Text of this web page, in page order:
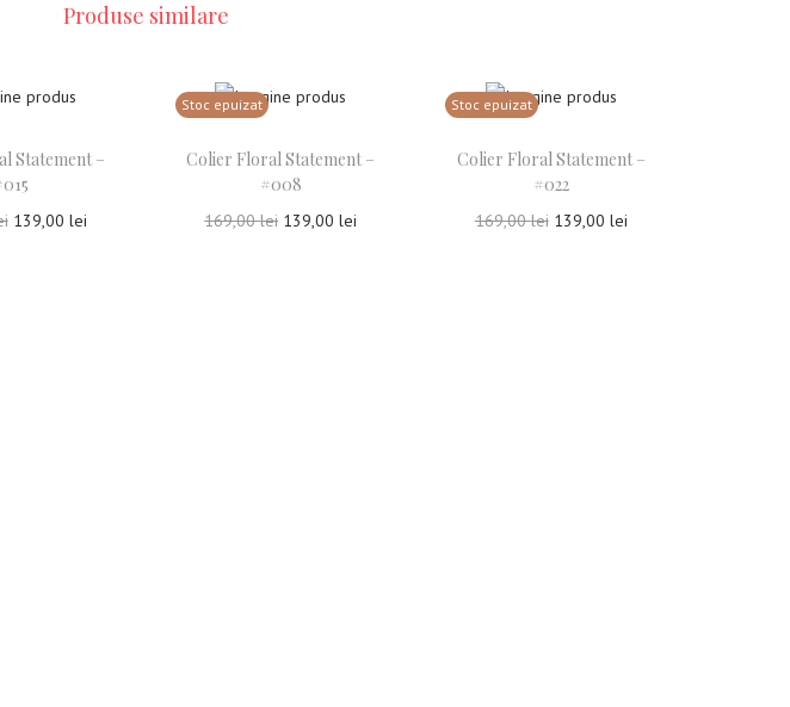
Produse similare
Statement –
139,00 lei
Stoc epuizat
Colier Floral Statement –
#008
169,00lei 139,00lei
Stoc epuizat
Colier Floral Statement –
#022
169,00lei 139,00 lei